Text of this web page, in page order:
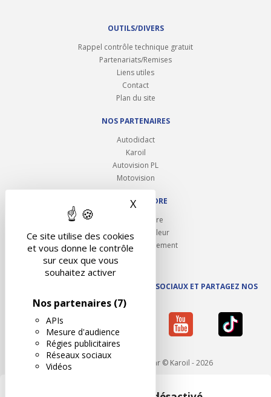
Ce site utilise des cookies
et vous donne le contrôle
sur ceux que vous
souhaitez activer
Nos partenaires (7)
APIs
Mesure d'audience
Régies publicitaires
Réseaux sociaux
Vidéos
X Masquer le bandeau des
OUTILS/DIVERS
Rappel contrôle technique gratuit
Partenariats/Remises
Liens utiles
Contact
Plan du site
NOS PARTENAIRES
Autodidact
Karoil
Autovision PL
Motovision
NOUS REJOINDRE
Ouvrir un centre
Devenez contrôleur
Carrières et recrutement
SUIVEZ AUTOVISION SUR LES RÉSEAUX SOCIAUX ET PARTAGEZ NOS
ACTUS
Mentions légales - Réalisé par © Karoil - 2026